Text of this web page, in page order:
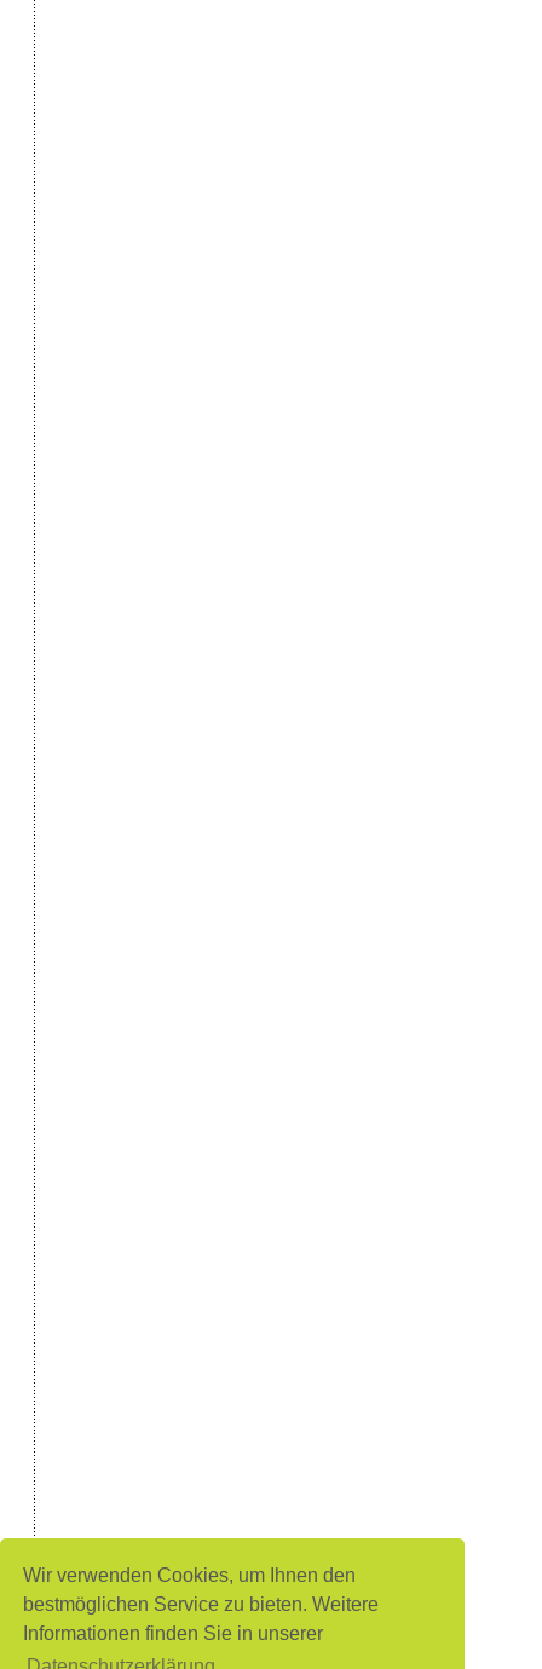
Wir verwenden Cookies, um Ihnen den
bestmöglichen Service zu bieten. Weitere
Informationen finden Sie in unserer